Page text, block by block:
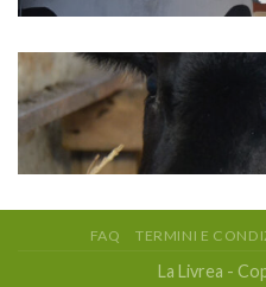
FAQ TERMINI E
La Livrea -